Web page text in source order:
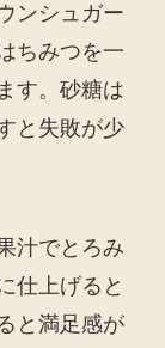
ンシュガー
ちみつを一
す。砂糖は
と失敗が少
汁でとろみ
仕上げると
と満足感が